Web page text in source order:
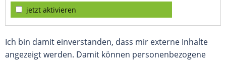
jetzt aktivieren
Ich bin damit einverstanden, dass mir externe Inhalte
angezeigt werden. Damit können personenbezogene